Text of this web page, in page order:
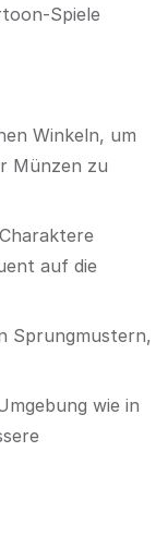
Spiele
Winkeln, um
Münzen zu
auf die
Sprungmustern,
wie in